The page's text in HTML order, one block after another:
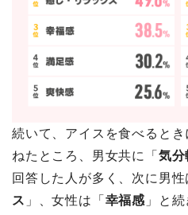
続いて、アイスを食べると
ねたところ、男女共に「 気分
回答した人が多く、次に男性
ス 」、女性は「 幸福感 」と